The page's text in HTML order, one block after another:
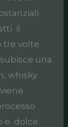
il
tre volte
una
whisky
e dolce.